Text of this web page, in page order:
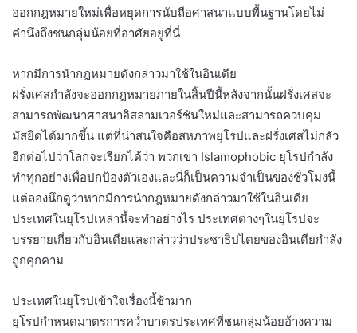
ออกกฎหมายใหม่เพื่อหยุดการนับถือศาสนาแบบพื้นฐานโดยไม่
คำนึงถึงชนกลุ่มน้อยที่อาศัยอยู่ที่นี่
หากมีการนำกฎหมายดังกล่าวมาใช้ในอินเดีย
ฝรั่งเศสกำลังจะออกกฎหมายภายในสิ้นปีนี้หลังจากนั้นฝรั่งเศสจะ
สามารถพัฒนาศาสนาอิสลามเวอร์ชันใหม่และสามารถควบคุม
มัสยิดได้มากขึ้น แต่ที่น่าสนใจคือสหภาพยุโรปและฝรั่งเศสไม่กลัว
อีกต่อไปว่าโลกจะเรียกได้ว่า พวกเขา Islamophobic ยุโรปกำลัง
ทำทุกอย่างเพื่อปกป้องตัวเองและนี่ก็เป็นความจำเป็นของชั่วโมงนี้
แต่ลองนึกดูว่าหากมีการนำกฎหมายดังกล่าวมาใช้ในอินเดีย
ประเทศในยุโรปเหล่านี้จะทำอย่างไร ประเทศต่างๆในยุโรปจะ
บรรยายเกี่ยวกับอินเดียและกล่าวว่าประชาธิปไตยของอินเดียกำลัง
ถูกคุกคาม
ประเทศในยุโรปเข้าใจเรื่องนี้ช้ามาก
ยุโรปกำหนดมาตรการคว่ำบาตรประเทศที่ชนกลุ่มน้อยอ้างความ